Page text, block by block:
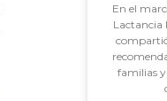
En el
Lactancia
familias y